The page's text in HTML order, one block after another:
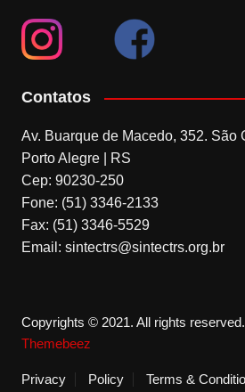
Contatos
Av. Buarque de Macedo, 352. São
Porto Alegre | RS
Cep: 90230-250
Fone: (51) 3346-2133
Fax: (51) 3346-5529
Email: sintectrs@sintectrs.org.br
Copyrights © 2021. All rights reserved.
Themebeez
Privacy Policy Terms &